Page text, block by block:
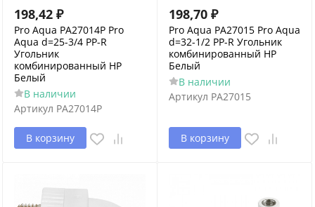
198,42 ₽
Pro Aqua PA27014P Pro
Aqua d=25-3/4 PP-R
Угольник
комбинированный НР
Белый
В наличии
Артикул PA27014P
В корзину
198,70 ₽
Pro Aqua PA27015 Pro Aqua
d=32-1/2 PP-R Угольник
комбинированный НР
Белый
В наличии
Артикул PA27015
В корзину